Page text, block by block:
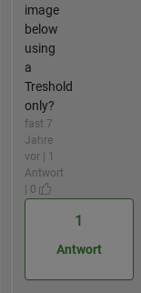
image
below
using
a
Treshold
only?
fast 7
Jahre
vor | 1
Antwort
| 0
1
Antwort